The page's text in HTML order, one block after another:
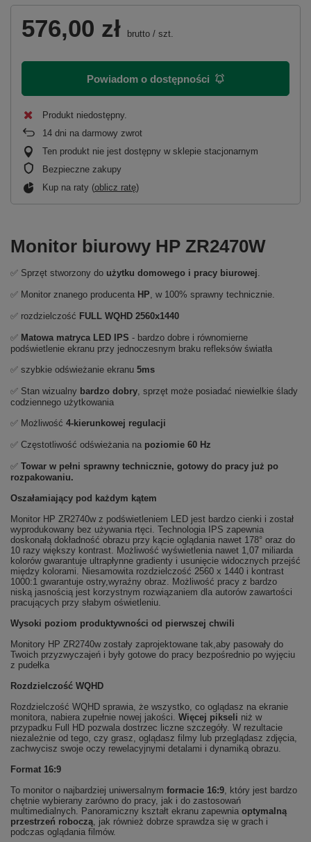
576,00 zł brutto / szt.
Powiadom o dostępności
Produkt niedostępny
14 dni na darmowy zwrot
Ten produkt nie jest dostępny w sklepie stacjonarnym
Bezpieczne zakupy
Kup na raty (oblicz ratę)
Monitor biurowy HP ZR2470W
✅ Sprzęt stworzony do użytku domowego i pracy biurowej.
✅ Monitor znanego producenta HP, w 100% sprawny technicznie.
✅ rozdzielczość FULL WQHD 2560x1440
✅ Matowa matryca LED IPS - bardzo dobre i równomierne
podświetlenie ekranu przy jednoczesnym braku refleksów światła
✅ szybkie odświeżanie ekranu 5ms
✅ Stan wizualny bardzo dobry, sprzęt może posiadać niewielkie ślady
codziennego użytkowania
✅ Możliwość 4-kierunkowej regulacji
✅ Częstotliwość odświeżania na poziomie 60 Hz
✅ Towar w pełni sprawny technicznie, gotowy do pracy już po
rozpakowaniu.
Oszałamiający pod każdym kątem
Monitor HP ZR2740w z podświetleniem LED jest bardzo cienki i został
wyprodukowany bez używania rtęci. Technologia IPS zapewnia
doskonałą dokładność obrazu przy kącie oglądania nawet 178° oraz do
10 razy większy kontrast. Możliwość wyświetlenia nawet 1,07 miliarda
kolorów gwarantuje ultrapłynne gradienty i usunięcie widocznych przejść
między kolorami. Niesamowita rozdzielczość 2560 x 1440 i kontrast
1000:1 gwarantuje ostry,wyraźny obraz. Możliwość pracy z bardzo
niską jasnością jest korzystnym rozwiązaniem dla autorów zawartości
pracujących przy słabym oświetleniu.
Wysoki poziom produktywności od pierwszej chwili
Monitory HP ZR2740w zostały zaprojektowane tak,aby pasowały do
Twoich przyzwyczajeń i były gotowe do pracy bezpośrednio po wyjęciu
z pudełka
Rozdzielczość WQHD
Rozdzielczość WQHD sprawia, że wszystko, co oglądasz na ekranie
monitora, nabiera zupełnie nowej jakości. Więcej pikseli niż w
przypadku Full HD pozwala dostrzec liczne szczegóły. W rezultacie
niezależnie od tego, czy grasz, oglądasz filmy lub przeglądasz zdjęcia,
zachwycisz swoje oczy rewelacyjnymi detalami i dynamiką obrazu.
Format 16:9
To monitor o najbardziej uniwersalnym formacie 16:9, który jest bardzo
chętnie wybierany zarówno do pracy, jak i do zastosowań
multimedialnych. Panoramiczny kształt ekranu zapewnia optymalną
przestrzeń roboczą, jak również dobrze sprawdza się w grach i
podczas oglądania filmów.